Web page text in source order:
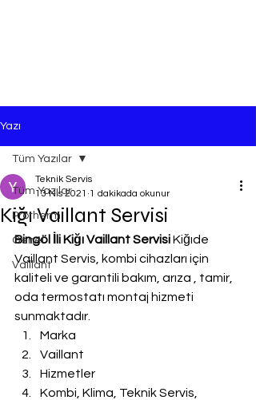
Yazı
Tüm Yazılar
Protherm
Genel
Vaillant
Tüm Yazılar
Kiğı Vaillant Servisi
Teknik Servis
13 Nis 2021 1 dakikada okunur
Bingöl İli Kiğı Vaillant Servisi Kiğıde
Vaillant Servis, kombi cihazları için
kaliteli ve garantili bakım, arıza , tamir,
oda termostatı montaj hizmeti
sunmaktadır.
Marka
Vaillant
Hizmetler
Kombi, Klima, Teknik Servis,